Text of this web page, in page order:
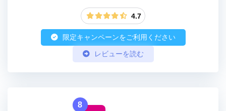
4.7
限定キャンペーンをご利用ください
レビューを読む
8